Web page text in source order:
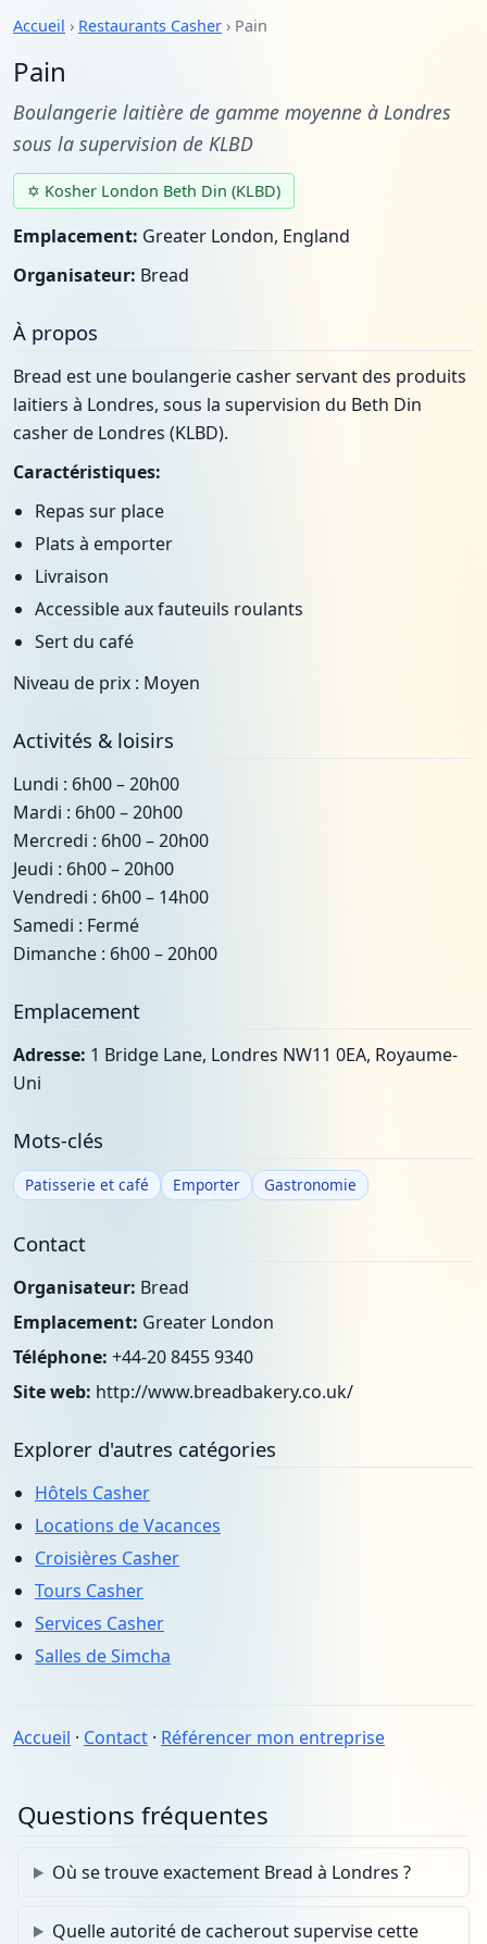
Accueil › Restaurants Casher › Pain
Pain
Boulangerie laitière de gamme moyenne à Londres
sous la supervision de KLBD
✡ Kosher London Beth Din (KLBD)
Emplacement: Greater London, England
Organisateur: Bread
À propos
Bread est une boulangerie casher servant des produits
laitiers à Londres, sous la supervision du Beth Din
casher de Londres (KLBD).
Caractéristiques:
Repas sur place
Plats à emporter
Livraison
Accessible aux fauteuils roulants
Sert du café
Niveau de prix : Moyen
Activités & loisirs
Lundi : 6h00 – 20h00
Mardi : 6h00 – 20h00
Mercredi : 6h00 – 20h00
Jeudi : 6h00 – 20h00
Vendredi : 6h00 – 14h00
Samedi : Fermé
Dimanche : 6h00 – 20h00
Emplacement
Adresse: 1 Bridge Lane, Londres NW11 0EA, Royaume-
Uni
Mots-clés
Patisserie et café Emporter Gastronomie
Contact
Organisateur: Bread
Emplacement: Greater London
Téléphone: +44-20 8455 9340
Site web: http://www.breadbakery.co.uk/
Explorer d'autres catégories
Hôtels Casher
Locations de Vacances
Croisières Casher
Tours Casher
Services Casher
Salles de Simcha
Accueil · Contact · Référencer mon entreprise
Questions fréquentes
Où se trouve exactement Bread à Londres ?
Quelle autorité de cacherout supervise cette